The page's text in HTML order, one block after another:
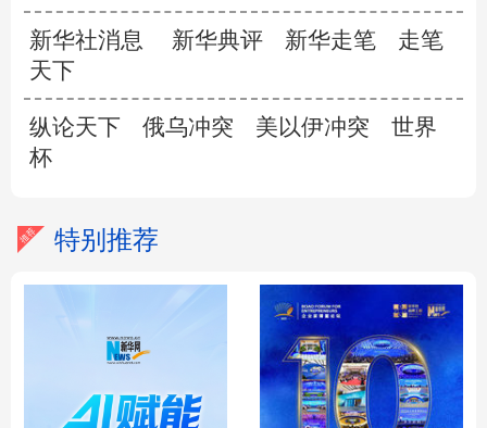
新华社消息 新华典评 新华走笔
走笔
天下
纵论天下 俄乌冲突 美以伊冲突
世界
杯
特别推荐